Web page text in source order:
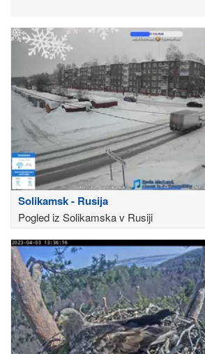
Solikamsk - Rusija
Pogled iz Solikamska v Rusiji